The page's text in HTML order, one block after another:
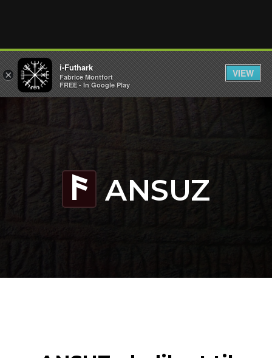
a ANSUZ
×
i-Futhark
Fabrice Montfort
FREE - In Google Play
VIEW